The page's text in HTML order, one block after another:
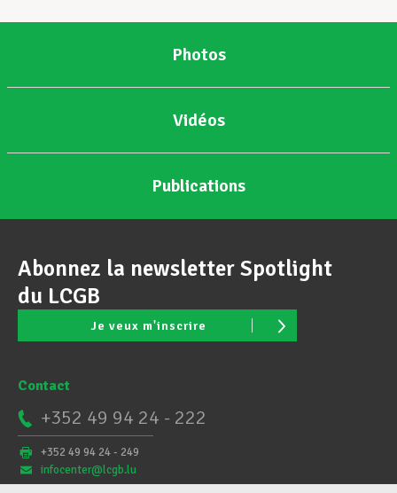
Photos
Vidéos
Publications
Abonnez la newsletter Spotlight
du LCGB
Je veux m'inscrire
Contact
+352 49 94 24 - 222
+352 49 94 24 - 249
infocenter@lcgb.lu